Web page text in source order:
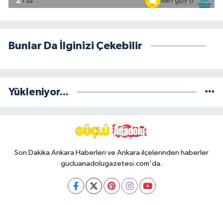
Bunlar Da İlginizi Çekebilir
Yükleniyor...
Son Dakika Ankara Haberleri ve Ankara ilçelerinden haberler
gucluanadolugazetesi.com'da.